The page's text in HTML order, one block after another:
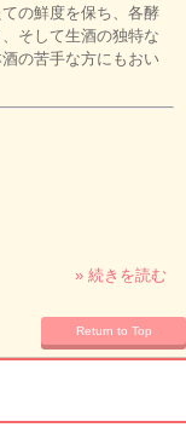
の鮮度を保ち、各酵
そして生酒の独特な
の苦手な方にもおい
» 続きを読む
Return to Top